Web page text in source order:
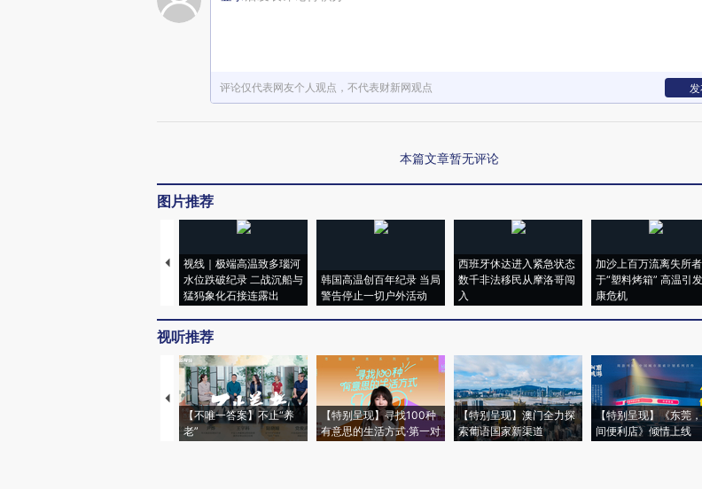
评论仅代表网友个人观点，不代表财新网观点
本篇文章暂无评论
图片推荐
视线｜极端高温致多瑙河
水位跌破纪录 二战沉船与
猛犸象化石接连露出
韩国高温创百年纪录 当局
警告停止一切户外活动
西班牙休达进入紧急状态
数千非法移民从摩洛哥闯
入
加沙上百万流离失所
于“塑料烤箱” 高温引
康危机
视听推荐
【不唯一答案】不止“养
老”
【特别呈现】寻找100种
有意思的生活方式·第一对
【特别呈现】澳门全力探
索葡语国家新渠道
【特别呈现】《东莞
间便利店》倾情上线